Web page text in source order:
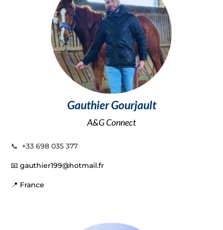
Gauthier Gourjault
A&G Connect
📞 +33 698 035 377
📧gauthier199@hotmail.fr
📍 France